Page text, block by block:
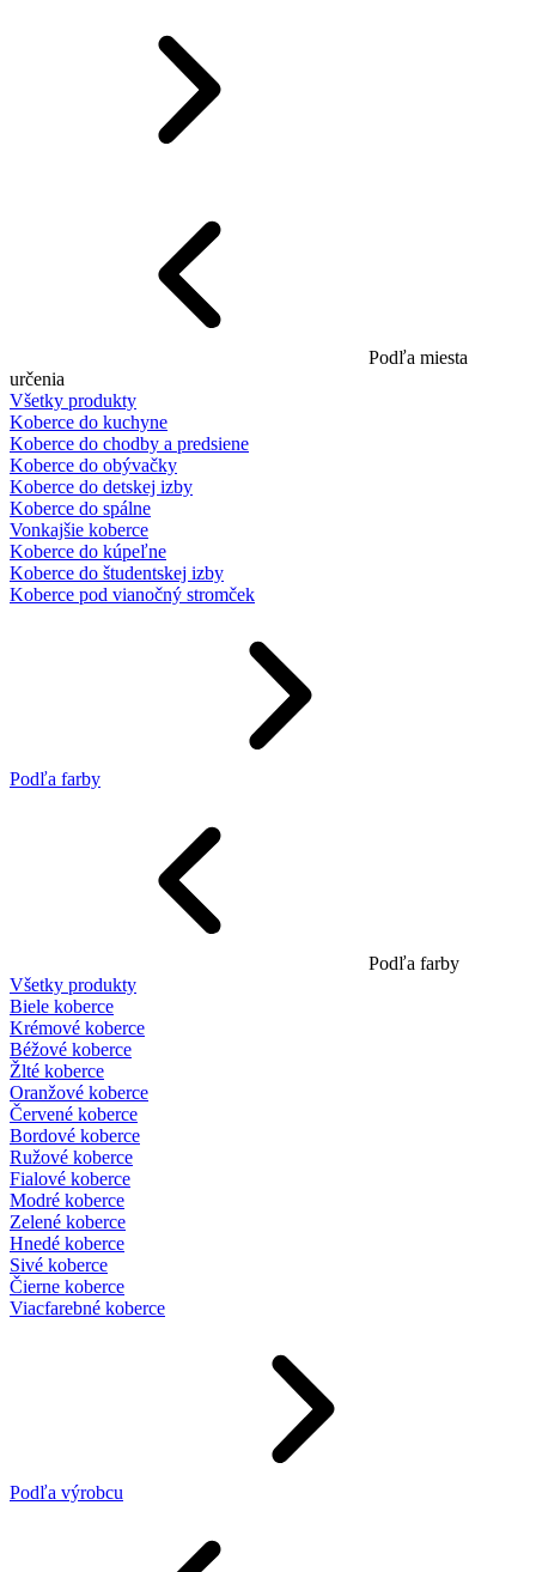
Podľa miesta
určenia
Všetky produkty
Koberce do kuchyne
Koberce do chodby a predsiene
Koberce do obývačky
Koberce do detskej izby
Koberce do spálne
Vonkajšie koberce
Koberce do kúpeľne
Koberce do študentskej izby
Koberce pod vianočný stromček
Podľa farby
Podľa farby
Všetky produkty
Biele koberce
Krémové koberce
Béžové koberce
Žlté koberce
Oranžové koberce
Červené koberce
Bordové koberce
Ružové koberce
Fialové koberce
Modré koberce
Zelené koberce
Hnedé koberce
Sivé koberce
Čierne koberce
Viacfarebné koberce
Podľa výrobcu